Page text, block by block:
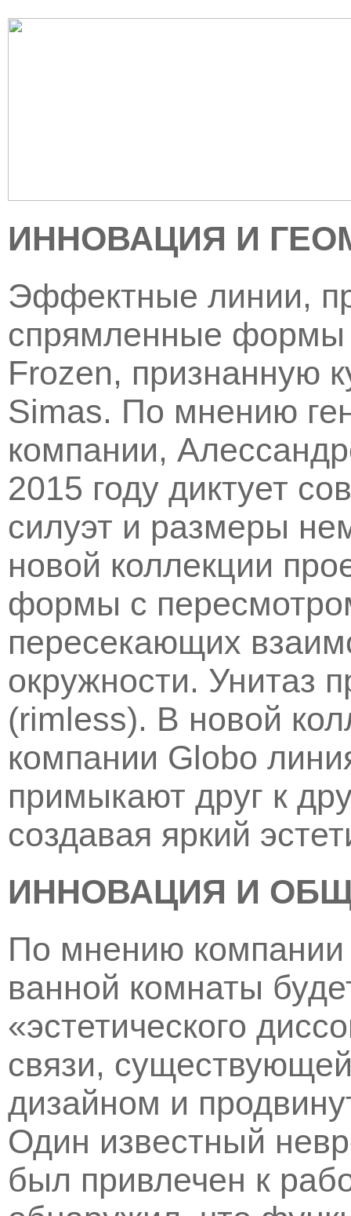
ИННОВАЦИЯ И
Эффектные линии,
спрямленные формы
Frozen, признанную
Simas. По мнению
компании,
2015 году диктует
силуэт и размеры
новой коллекции
формы с
пересекающих
окружности. Унитаз
(rimless). В новой
компании Globo
примыкают друг к
создавая яркий
ИННОВАЦИЯ И
По мнению
ванной комнаты
«эстетического
связи,
дизайном и
Один известный
был привлечен к